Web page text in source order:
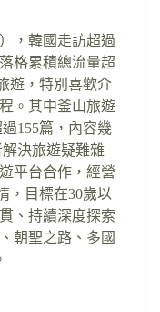
，韓國走訪超過
格累積總流量超
遊，特別喜歡介
。其中釜山旅遊
155篇，內容幾
決旅遊疑難雜
平台合作，經營
，目標在30歲以
、持續深度探索
朝聖之路、多國